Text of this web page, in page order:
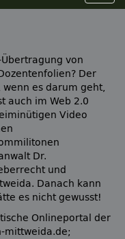
von
Der
es darum geht,
auch im Web 2.0
Video
Dr.
und
Danach kann
es nicht gewusst!
Onlineportal der
mittweida.de;